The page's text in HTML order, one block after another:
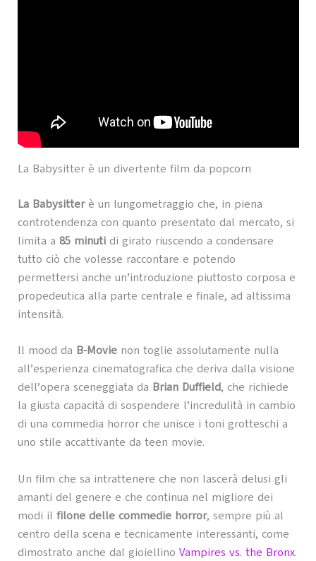
La Babysitter è un divertente film da popcorn
La Babysitterè un lungometraggio che, in piena
controtendenza con quanto presentato dal mercato, si
limita a 85 minuti di girato riuscendo a condensare
tutto ciò che volesse raccontare e potendo
permettersi anche un’introduzione piuttosto corposa e
propedeutica alla parte centrale e finale, ad altissima
intensità.
Il mood da B-Movienon toglie assolutamente nulla
all’esperienza cinematografica che deriva dalla visione
dell’opera sceneggiata da Brian Duffield, che richiede
la giusta capacità di sospendere l’incredulità in cambio
di una commedia horror che unisce i toni grotteschi a
uno stile accattivante da teen movie.
Un film che sa intrattenere che non lascerà delusi gli
amanti del genere e che continua nel migliore dei
modi il filone delle commedie horror, sempre più al
centro della scena e tecnicamente interessanti, come
dimostrato anche dal gioiellino Vampires vs. the Bronx.